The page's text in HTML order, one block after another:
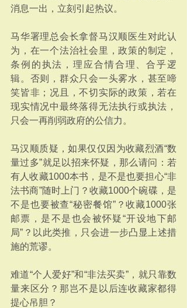
消息一出，立刻引起热议。
马华署理总会长拿督马汉顺医生对此认
为，在一个法治社会里，政策的制定，
条例的执法，理应合情合理、合乎逻
辑。否则，群众只会一头雾水，甚至啼
笑皆非；况且，不切实际的政策，若在
现实情况中最终落得无法执行或执法，
只会一再削弱政府的公信力。
马汉顺质疑，如果仅仅因为收藏烈酒“数
量过多”就足以招来怀疑，那么请问：若
有人收藏1000本书，是不是也要担心“非
法书商”随时上门？收藏1000个碗碟，是
不是也要被查“秘密餐馆”？收藏1000张
邮票，是不是也会被怀疑“开设地下邮
局”？以此类推，只会进一步凸显上述措
施的荒谬。
难道“个人爱好”和“非法买卖”，就只靠数
量来区分？那岂不是以后连收藏家都得
提心吊胆？